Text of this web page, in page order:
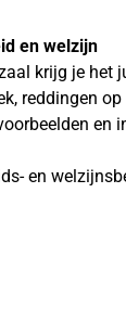
en welzijn
krijg je het
reddingen
en
en